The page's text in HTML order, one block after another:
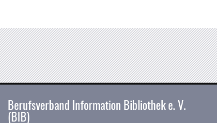
Berufsverband Information Bibliothek e. V.
(BIB)